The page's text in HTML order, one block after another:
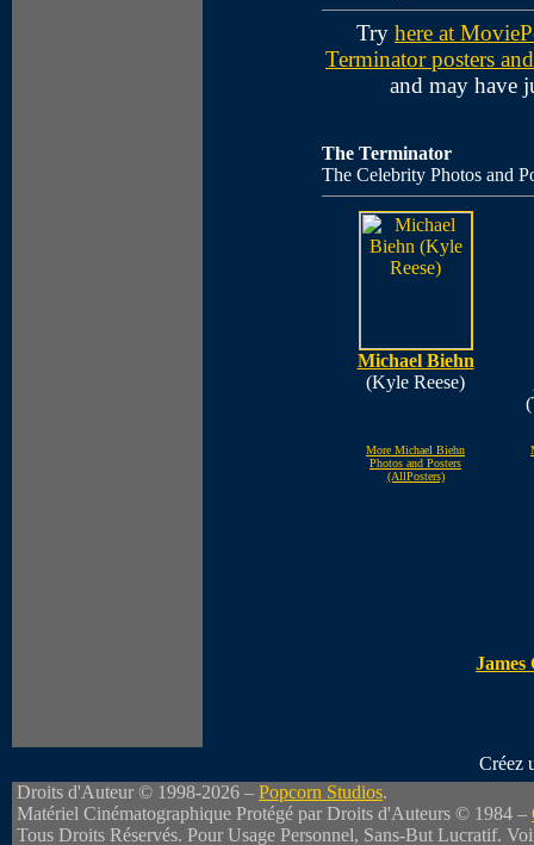
Try here at
Terminator posters
and may have
The Terminator
The Celebrity Photos and
Michael Biehn
(Kyle Reese)
More Michael Biehn
Photos and Posters
(AllPosters)
James
Créez
Droits d'Auteur © 1998-2026 – Popcorn Studios.
Matériel Cinématographique Protégé par Droits d'Auteurs © 1984 –
Tous Droits Réservés. Pour Usage Personnel, Sans-But Lucratif.